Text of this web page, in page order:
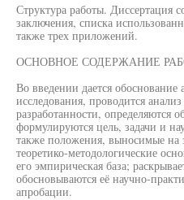
Структура работы. Диссертация
заключения, списка
также трех приложений.
ОСНОВНОЕ СОДЕРЖАНИЕ
Во введении дается
исследования, проводится
разработанности, определяются
формулируются цель, задачи и
также положения, выносимые на
теоретико-методологические
его эмпирическая база;
обосновываются её научно-
апробации.